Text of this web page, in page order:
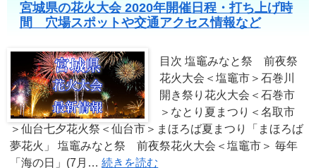
宮城県の花火大会 2020年開催日程・打ち上げ時
間 穴場スポットや交通アクセス情報など
目次 塩竈みなと祭 前夜祭
花火大会＜塩竈市＞石巻川
開き祭り花火大会＜石巻市
＞なとり夏まつり＜名取市
＞仙台七夕花火祭＜仙台市＞まほろば夏まつり「まほろば
夢花火」 塩竈みなと祭 前夜祭花火大会＜塩竈市＞ 毎年
「海の日」(7月…続きを読む